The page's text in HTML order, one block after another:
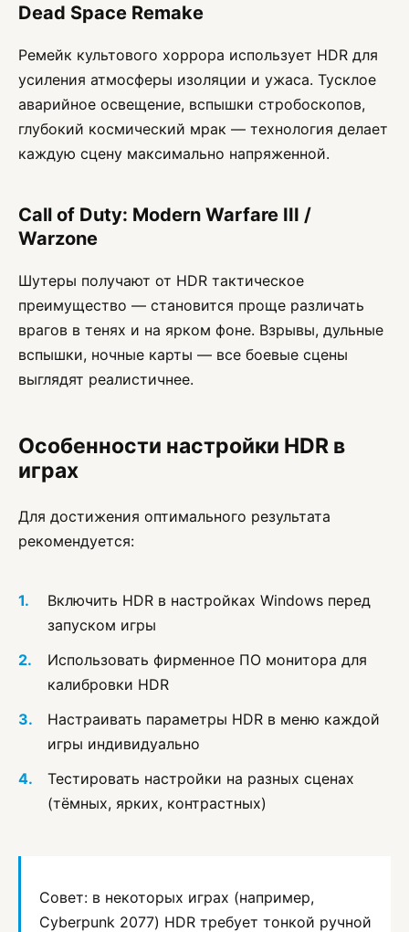
Dead Space Remake
Ремейк культового хоррора использует HDR для
усиления атмосферы изоляции и ужаса. Тусклое
аварийное освещение, вспышки стробоскопов,
глубокий космический мрак — технология делает
каждую сцену максимально напряженной.
Call of Duty: Modern Warfare III /
Warzone
Шутеры получают от HDR тактическое
преимущество — становится проще различать
врагов в тенях и на ярком фоне. Взрывы, дульные
вспышки, ночные карты — все боевые сцены
выглядят реалистичнее.
Особенности настройки HDR в
играх
Для достижения оптимального результата
рекомендуется:
Включить HDR в настройках Windows перед
запуском игры
Использовать фирменное ПО монитора для
калибровки HDR
Настраивать параметры HDR в меню каждой
игры индивидуально
Тестировать настройки на разных сценах
(тёмных, ярких, контрастных)
Совет: в некоторых играх (например,
Cyberpunk 2077) HDR требует тонкой ручной